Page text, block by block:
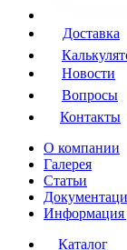
Доставка
Новости
Вопросы
Контакты
О компании
Галерея
Статьи
Информация
Каталог